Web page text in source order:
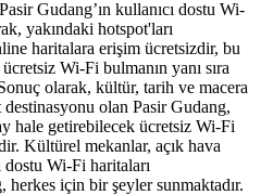
Gudang’ın kullanıcı dostu Wi-
yakındaki hotspot'ları
haritalara erişim ücretsizdir, bu
Wi-Fi bulmanın yanı sıra
olarak, kültür, tarih ve macera
olan Pasir Gudang,
hale getirebilecek ücretsiz Wi-Fi
Kültürel mekanlar, açık hava
dostu Wi-Fi haritaları
için bir şeyler sunmaktadır.